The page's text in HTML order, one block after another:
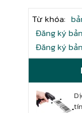
Từ khóa:
Đăng ký
Đăng ký